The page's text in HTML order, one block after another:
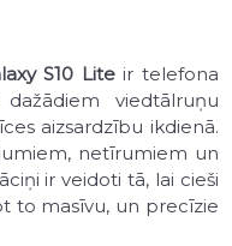
S10 Liteir telefona
viedtālruņu
aizsardzību ikdienā.
netīrumiem un
ir veidoti tā, lai cieši
to masīvu, un precīzie